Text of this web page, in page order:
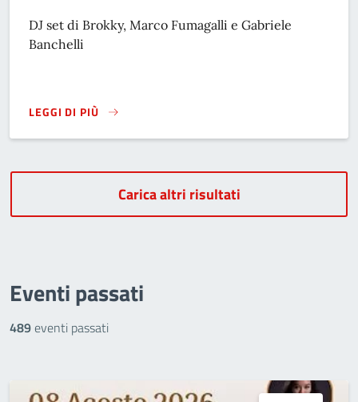
DJ set di Brokky, Marco Fumagalli e Gabriele
Banchelli
LEGGI DI PIÙ
FESTA DI FERRAGOSTO IN PIAZZA DELLA REPUBBLICA
Carica altri risultati
Eventi passati
489eventi passati